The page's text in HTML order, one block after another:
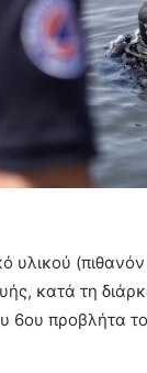
υλικού
κατά τη
6ου προβλήτα